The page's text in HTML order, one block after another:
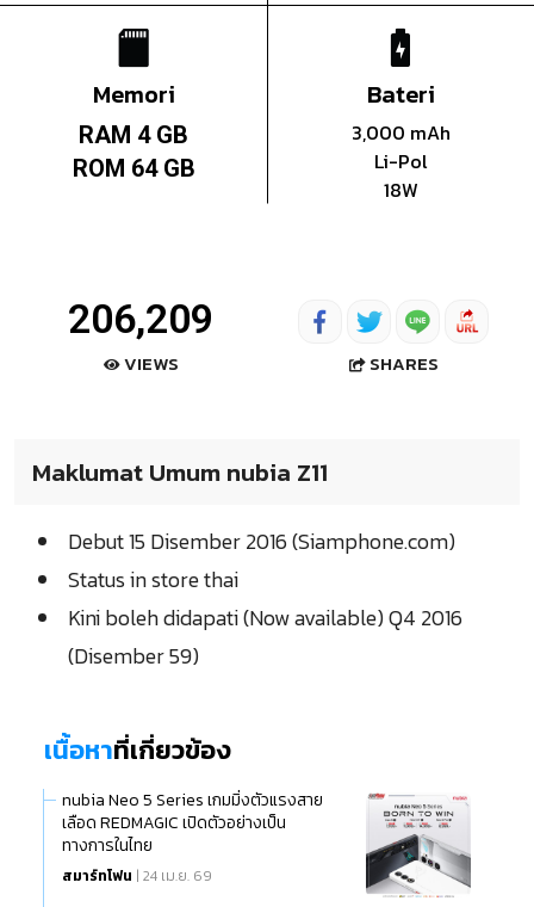
Memori
RAM 4 GB
ROM 64 GB
Bateri
3,000 mAh
Li-Pol
18W
206,209
VIEWS SHARES
Maklumat Umum nubia Z11
Debut 15 Disember 2016 (Siamphone.com)
Status in store thai
Kini boleh didapati (Now available) Q4 2016
(Disember 59)
เนื้อหาที่เกี่ยวข้อง
nubia Neo 5 Series เกมมิ่งตัวแรงสาย
เลือด REDMAGIC เปิดตัวอย่างเป็น
ทางการในไทย
สมาร์ทโฟน | 24 เม.ย. 69